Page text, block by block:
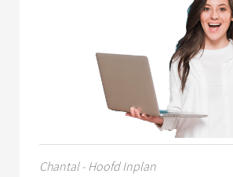
Chantal - Hoofd Inplan